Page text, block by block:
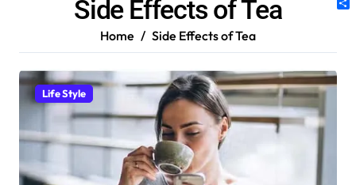
Side Effects of Tea
Home Side Effects of Tea
Life Style